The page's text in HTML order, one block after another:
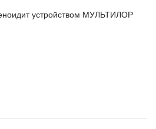
устройством МУЛЬТИЛОР